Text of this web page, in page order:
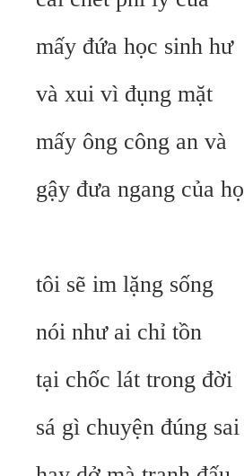
mấy đứa học sinh hư
và xui vì đụng mặt
mấy ông công an và
gậy đưa ngang của họ
tôi sẽ im lặng sống
nói như ai chỉ tồn
tại chốc lát trong đời
sá gì chuyện đúng sai